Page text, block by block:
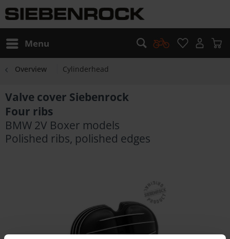
Menu
Overview Cylinderhead
Valve cover Siebenrock
Four ribs
BMW 2V Boxer models
Polished ribs, polished edges